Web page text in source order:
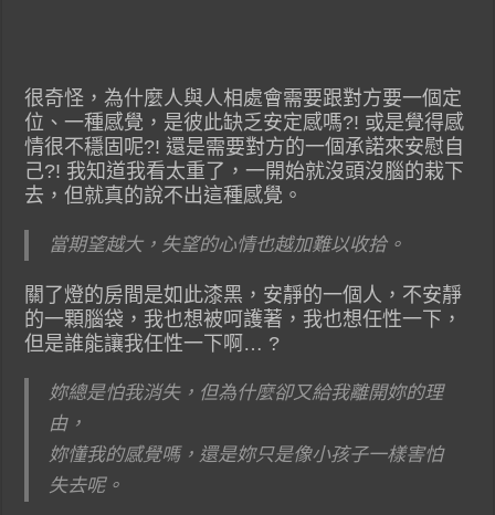
很奇怪，為什麼人與人相處會需要跟對方要一個定
位、一種感覺，是彼此缺乏安定感嗎?! 或是覺得感
情很不穩固呢?! 還是需要對方的一個承諾來安慰自
己?! 我知道我看太重了，一開始就沒頭沒腦的栽下
去，但就真的說不出這種感覺。
當期望越大，失望的心情也越加難以收拾。
關了燈的房間是如此漆黑，安靜的一個人，不安靜
的一顆腦袋，我也想被呵護著，我也想任性一下，
但是誰能讓我任性一下啊… ?
妳總是怕我消失，但為什麼卻又給我離開妳的理
由，
妳懂我的感覺嗎，還是妳只是像小孩子一樣害怕
失去呢。